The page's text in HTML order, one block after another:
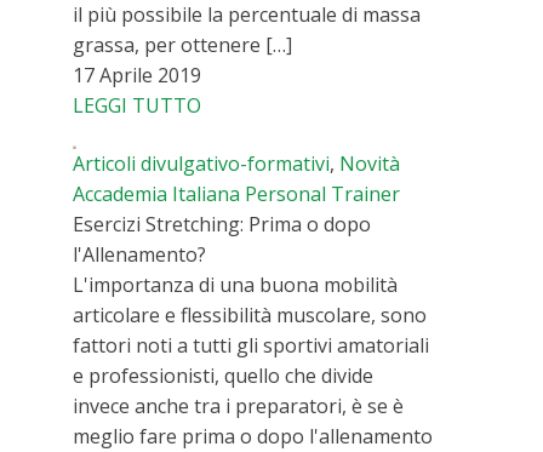
il più possibile la percentuale di massa
grassa, per ottenere […]
17 Aprile 2019
LEGGI TUTTO
Articoli divulgativo-formativi, Novità
Accademia Italiana Personal Trainer
Esercizi Stretching: Prima o dopo
l'Allenamento?
L'importanza di una buona mobilità
articolare e flessibilità muscolare, sono
fattori noti a tutti gli sportivi amatoriali
e professionisti, quello che divide
invece anche tra i preparatori, è se è
meglio fare prima o dopo l'allenamento